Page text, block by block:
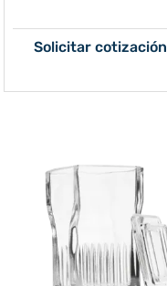
Solicitar cotización